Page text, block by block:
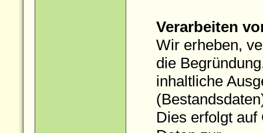
Verarbeiten
Wir erheben,
die
inhaltliche
Dies erfolgt auf